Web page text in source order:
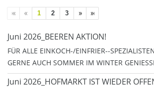
1 2 3
Juni 2026_BEEREN AKTION!
FÜR ALLE EINKOCH-/EINFRIER--
GERNE AUCH SOMMER IM WINTER
Juni 2026_HOFMARKT IST WIEDER